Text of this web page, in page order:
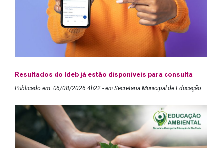
Resultados do Ideb já estão disponíveis para consulta
Publicado em: 06/08/2026 4h22 - em Secretaria Municipal de Educação